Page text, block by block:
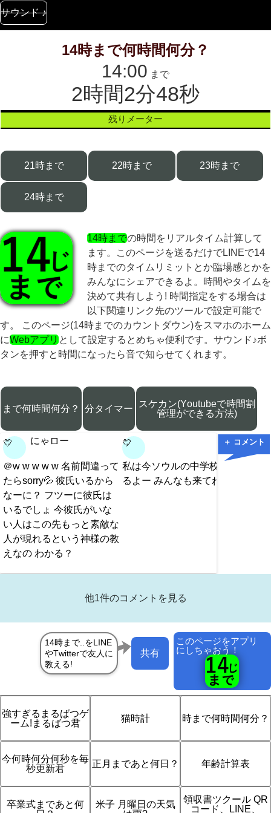
サウンド ♪
14時まで何時間何分？
14:00 まで
2時間2分48秒
残りメーター
21時まで 22時まで 23時まで
24時まで
14時までの時間をリアルタイム計算して
ます。このページを送るだけでLINEで14
時までのタイムリミットとか臨場感とかを
みんなにシェアできるよ。時間やタイムを
決めて共有しよう! 時間指定をする場合は
以下関連リンク先のツールで設定可能で
す。 このページ(14時までのカウントダウン)をスマホのホーム
にWebアプリとして設定するとめちゃ便利です。サウンド♪ボ
タンを押すと時間になったら音で知らせてくれます。
まで何時間何分？ 分タイマー
スケカン(Youtubeで時間割
管理ができる方法)
＋ コメント
💛 にゃロー
＠w w w w w 名前間違って
たらsorry💦 彼氏いるから
なーに？ フツーに彼氏は
いるでしょ 今彼氏がいな
い人はこの先もっと素敵な
人が現れるという神様の教
えなの わかる？
💛
私は今ソウルの中学校にい
るよー みんなも来てね！
💛
他1件のコメントを見る
このページをアプリ
にしちゃおう！
共有
強すぎるまるばつゲ
ーム!まるばつ君
猫時計 時まで何時間何分？
今何時何分何秒を毎
秒更新君
正月まであと何日？ 年齢計算表
卒業式まであと何
米子 月曜日の天気
領収書ツクール QR
コード、LINE、